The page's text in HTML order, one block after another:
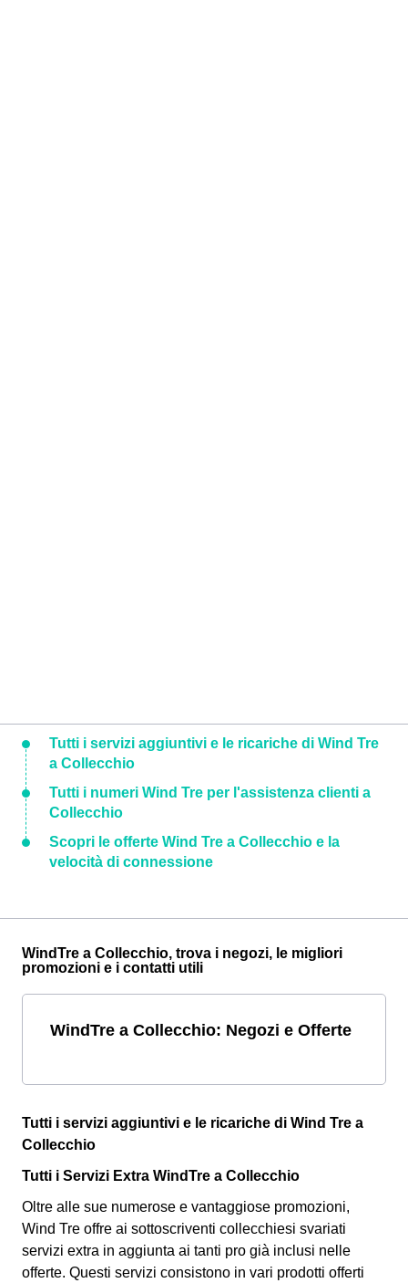
Tutti i servizi aggiuntivi e le ricariche di Wind Tre
a Collecchio
Tutti i numeri Wind Tre per l'assistenza clienti a
Collecchio
Scopri le offerte Wind Tre a Collecchio e la
velocità di connessione
WindTre a Collecchio, trova i negozi, le migliori
promozioni e i contatti utili
WindTre a Collecchio: Negozi e Offerte
Tutti i servizi aggiuntivi e le ricariche di Wind Tre a
Collecchio
Tutti i Servizi Extra WindTre a Collecchio
Oltre alle sue numerose e vantaggiose promozioni,
Wind Tre offre ai sottoscriventi collecchiesi svariati
servizi extra in aggiunta ai tanti pro già inclusi nelle
offerte. Questi servizi consistono in vari prodotti offerti